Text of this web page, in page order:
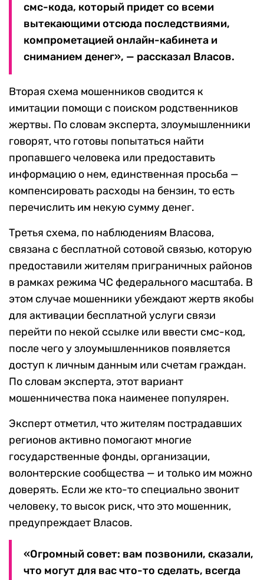
смс-кода, который придет со всеми
вытекающими отсюда последствиями,
компрометацией онлайн-кабинета и
сниманием денег», — рассказал Власов.
Вторая схема мошенников сводится к
имитации помощи с поиском родственников
жертвы. По словам эксперта, злоумышленники
говорят, что готовы попытаться найти
пропавшего человека или предоставить
информацию о нем, единственная просьба —
компенсировать расходы на бензин, то есть
перечислить им некую сумму денег.
Третья схема, по наблюдениям Власова,
связана с бесплатной сотовой связью, которую
предоставили жителям приграничных районов
в рамках режима ЧС федерального масштаба. В
этом случае мошенники убеждают жертв якобы
для активации бесплатной услуги связи
перейти по некой ссылке или ввести смс-код,
после чего у злоумышленников появляется
доступ к личным данным или счетам граждан.
По словам эксперта, этот вариант
мошенничества пока наименее популярен.
Эксперт отметил, что жителям пострадавших
регионов активно помогают многие
государственные фонды, организации,
волонтерские сообщества — и только им можно
доверять. Если же кто-то специально звонит
человеку, то высок риск, что это мошенник,
предупреждает Власов.
«Огромный совет: вам позвонили, сказали,
что могут для вас что-то сделать, всегда